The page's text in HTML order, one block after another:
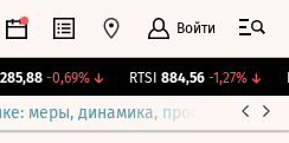
Войти
-0,69%↓ RTSI 884,56 -1,27%↓
меры, динамика, прогнозы